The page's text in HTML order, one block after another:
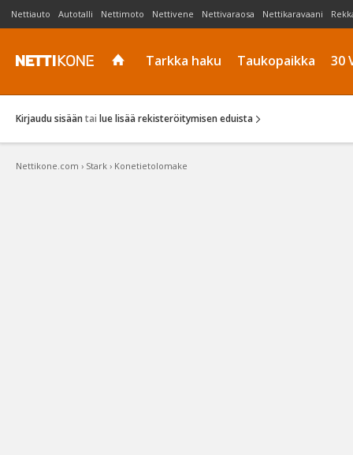
Nettiauto Autotalli Nettimoto Nettivene Nettivaraosa Nettikaravaani
Tarkka haku Taukopaikka 30
Kirjaudu sisään tai lue lisää rekisteröitymisen eduista
Nettikone.com › Stark › Konetietolomake